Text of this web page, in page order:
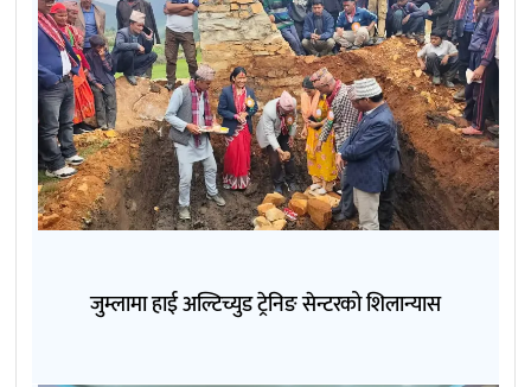
जुम्लामा हाई अल्टिच्युड ट्रेनिङ सेन्टरको शिलान्यास